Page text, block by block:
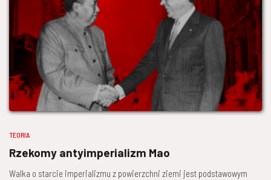
TEORIA
Rzekomy antyimperializm Mao
Walka o starcie imperializmu z powierzchni ziemi jest podstawowym